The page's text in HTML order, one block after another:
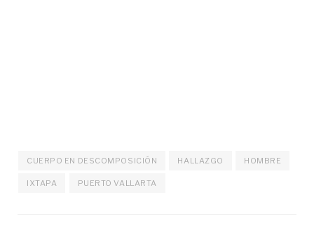
CUERPO EN DESCOMPOSICIÓN HALLAZGO HOMBRE
IXTAPA PUERTO VALLARTA